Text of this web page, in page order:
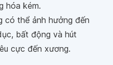
hóa kém.
có thể ảnh hưởng đến
bất động và hút
cực đến xương.